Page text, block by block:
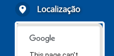
Localização